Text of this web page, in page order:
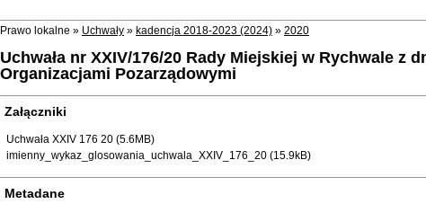
Prawo lokalne » Uchwały » kadencja 2018-2023 (2024) » 2020
Uchwała nr XXIV/176/20 Rady Miejskiej w Rychwale z
Organizacjami Pozarządowymi
Załączniki
Uchwała XXIV 176 20 (5.6MB)
imienny_wykaz_glosowania_uchwala_XXIV_176_20 (15.9kB)
Metadane